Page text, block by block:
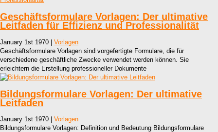
Geschäftsformulare Vorlagen: Der ultimative
Leitfaden für Effizienz und Professionalität
January 1st 1970 | Vorlagen
Geschäftsformulare Vorlagen sind vorgefertigte Formulare, die für
verschiedene geschäftliche Zwecke verwendet werden können. Sie
erleichtern die Erstellung professioneller Dokumente
Bildungsformulare Vorlagen: Der ultimative
Leitfaden
January 1st 1970 | Vorlagen
Bildungsformulare Vorlagen: Definition und Bedeutung Bildungsformulare